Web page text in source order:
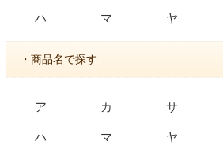
ハ マ ヤ
・商品名で探す
ア カ サ
ハ マ ヤ